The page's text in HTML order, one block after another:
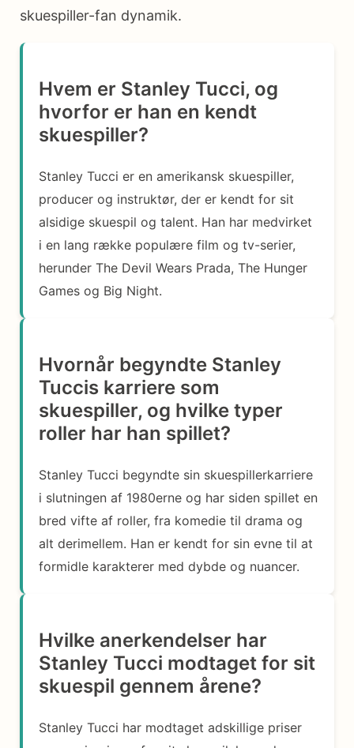
skuespiller-fan dynamik.
Hvem er Stanley Tucci, og
hvorfor er han en kendt
skuespiller?
Stanley Tucci er en amerikansk skuespiller,
producer og instruktør, der er kendt for sit
alsidige skuespil og talent. Han har medvirket
i en lang række populære film og tv-serier,
herunder The Devil Wears Prada, The Hunger
Games og Big Night.
Hvornår begyndte Stanley
Tuccis karriere som
skuespiller, og hvilke typer
roller har han spillet?
Stanley Tucci begyndte sin skuespillerkarriere
i slutningen af 1980erne og har siden spillet en
bred vifte af roller, fra komedie til drama og
alt derimellem. Han er kendt for sin evne til at
formidle karakterer med dybde og nuancer.
Hvilke anerkendelser har
Stanley Tucci modtaget for sit
skuespil gennem årene?
Stanley Tucci har modtaget adskillige priser